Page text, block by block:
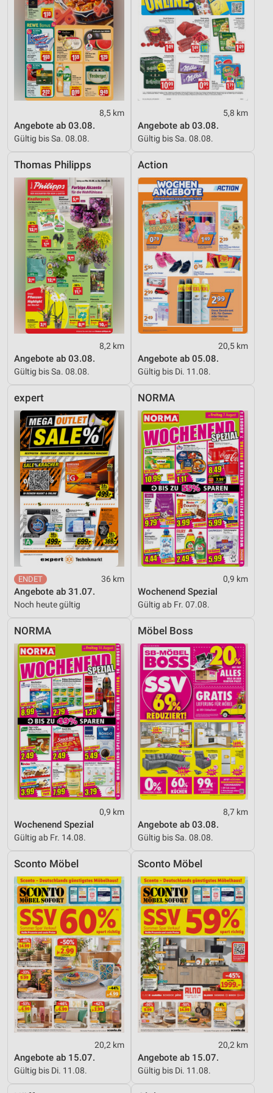
8,5 km
Angebote ab 03.08.
Gültig bis Sa. 08.08.
5,8 km
Angebote ab 03.08.
Gültig bis Sa. 08.08.
Thomas Philipps
8,2 km
Angebote ab 03.08.
Gültig bis Sa. 08.08.
Action
20,5 km
Angebote ab 05.08.
Gültig bis Di. 11.08.
expert
36 km
Angebote ab 31.07.
Noch heute gültig
NORMA
0,9 km
Wochenend Spezial
Gültig ab Fr. 07.08.
NORMA
0,9 km
Wochenend Spezial
Gültig ab Fr. 14.08.
Möbel Boss
8,7 km
Angebote ab 03.08.
Gültig bis Sa. 08.08.
Sconto Möbel
20,2 km
Angebote ab 15.07.
Gültig bis Di. 11.08.
Sconto Möbel
20,2 km
Angebote ab 15.07.
Gültig bis Di. 11.08.
Informationen identifizieren
Nicht-IAB-Verarbeitungszwecke:
Notwendig
Performance
Funktional